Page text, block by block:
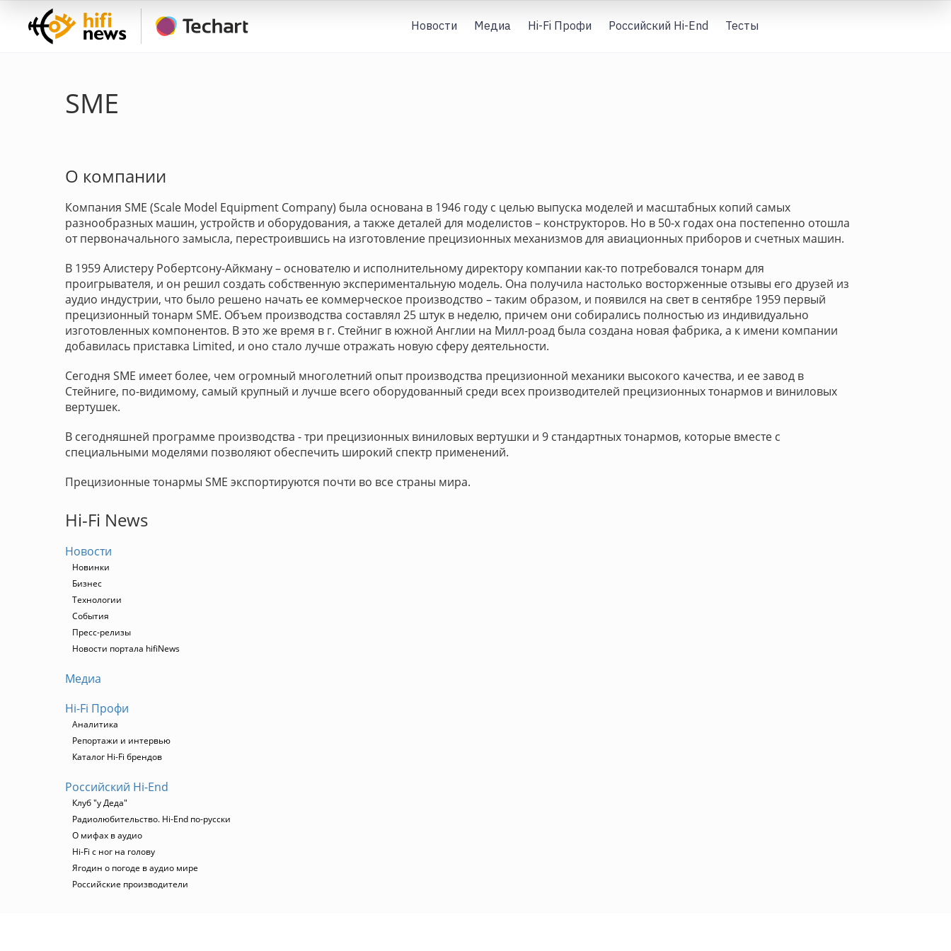
Новости Медиа Hi-Fi Профи Российский Hi-End Тесты
SME
О компании
Компания SME (Scale Model Equipment Company) была основана в 1946 году с целью выпуска моделей и масштабных копий самых
разнообразных машин, устройств и оборудования, а также деталей для моделистов – конструкторов. Но в 50-х годах она постепенно отошла
от первоначального замысла, перестроившись на изготовление прецизионных механизмов для авиационных приборов и счетных машин.
В 1959 Алистеру Робертсону-Айкману – основателю и исполнительному директору компании как-то потребовался тонарм для
проигрывателя, и он решил создать собственную экспериментальную модель. Она получила настолько восторженные отзывы его друзей из
аудио индустрии, что было решено начать ее коммерческое производство – таким образом, и появился на свет в сентябре 1959 первый
прецизионный тонарм SME. Объем производства составлял 25 штук в неделю, причем они собирались полностью из индивидуально
изготовленных компонентов. В это же время в г. Стейниг в южной Англии на Милл-роад была создана новая фабрика, а к имени компании
добавилась приставка Limited, и оно стало лучше отражать новую сферу деятельности.
Сегодня SME имеет более, чем огромный многолетний опыт производства прецизионной механики высокого качества, и ее завод в
Стейниге, по-видимому, самый крупный и лучше всего оборудованный среди всех производителей прецизионных тонармов и виниловых
вертушек.
В сегодняшней программе производства - три прецизионных виниловых вертушки и 9 стандартных тонармов, которые вместе с
специальными моделями позволяют обеспечить широкий спектр применений.
Прецизионные тонармы SME экспортируются почти во все страны мира.
Hi-Fi News
Новости
Новинки
Бизнес
Технологии
События
Пресс-релизы
Новости портала hifiNews
Медиа
Hi-Fi Профи
Аналитика
Репортажи и интервью
Каталог Hi-Fi брендов
Российский Hi-End
Клуб "у Деда"
Радиолюбительство. Hi-End по-русски
О мифах в аудио
Hi-Fi с ног на голову
Ягодин о погоде в аудио мире
Российские производители